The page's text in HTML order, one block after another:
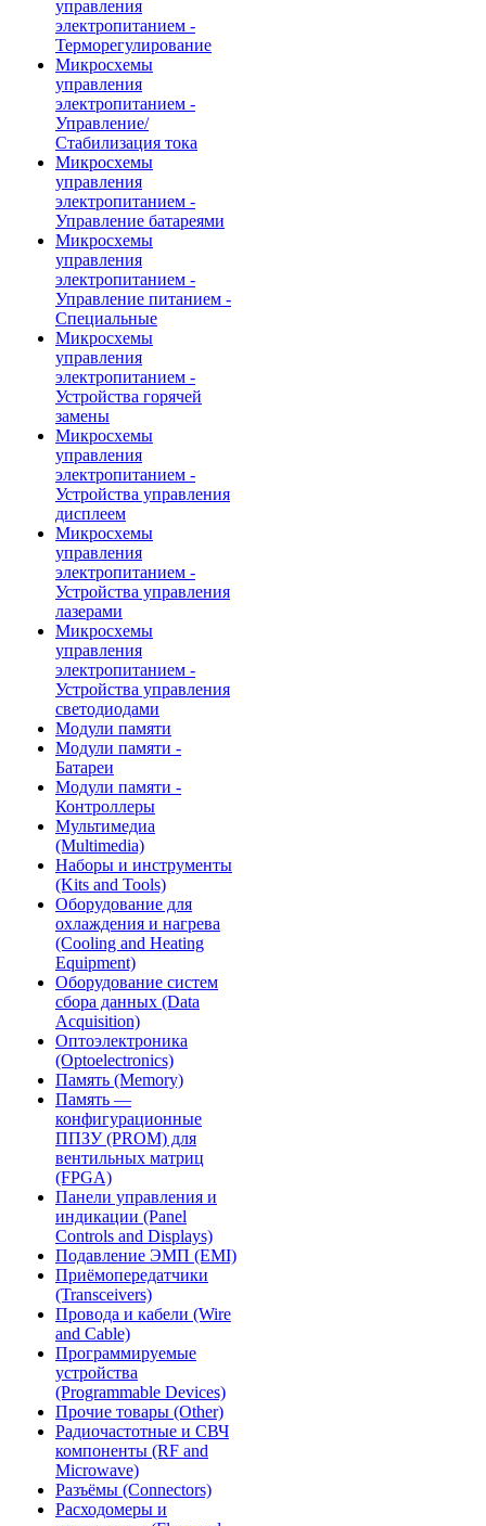
управления
электропитанием -
Терморегулирование
Микросхемы
управления
электропитанием -
Управление/
Стабилизация тока
Микросхемы
управления
электропитанием -
Управление батареями
Микросхемы
управления
электропитанием -
Управление питанием -
Специальные
Микросхемы
управления
электропитанием -
Устройства горячей
замены
Микросхемы
управления
электропитанием -
Устройства управления
дисплеем
Микросхемы
управления
электропитанием -
Устройства управления
лазерами
Микросхемы
управления
электропитанием -
Устройства управления
светодиодами
Модули памяти
Модули памяти -
Батареи
Модули памяти -
Контроллеры
Мультимедиа
(Multimedia)
Наборы и инструменты
(Kits and Tools)
Оборудование для
охлаждения и нагрева
(Cooling and Heating
Equipment)
Оборудование систем
сбора данных (Data
Acquisition)
Оптоэлектроника
(Optoelectronics)
Память (Memory)
Память —
конфигурационные
ППЗУ (PROM) для
вентильных матриц
(FPGA)
Панели управления и
индикации (Panel
Controls and Displays)
Подавление ЭМП (EMI)
Приёмопередатчики
(Transceivers)
Провода и кабели (Wire
and Cable)
Программируемые
устройства
(Programmable Devices)
Прочие товары (Other)
Радиочастотные и СВЧ
компоненты (RF and
Microwave)
Разъёмы (Connectors)
Расходомеры и